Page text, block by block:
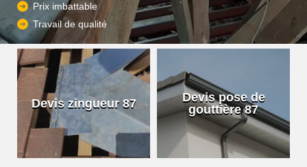
Prix imbattable
Travail de qualité
Devis zingueur 87
Devis pose de
gouttière 87